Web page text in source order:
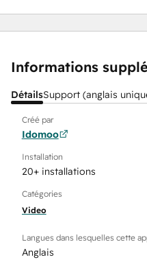
Informations
DétailsSupport (anglais
Créé par
Idomoo
Installation
20+ installations
Catégories
Video
Langues dans lesquelles cette
Anglais